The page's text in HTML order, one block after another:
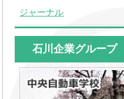
ジャーナル
石川企業グループ